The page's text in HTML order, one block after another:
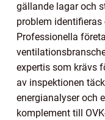
gällande lagar och
problem
Professionella
expertis som krävs
av inspektionen
energianalyser och
komplement till